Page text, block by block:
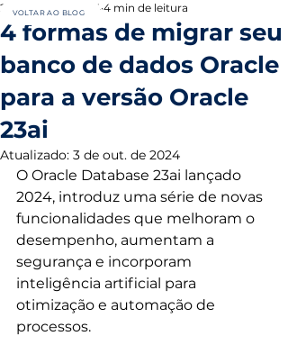
4 formas de migrar seu
banco de dados Oracle
para a versão Oracle
23ai
22 de mai. de 2024 4 min de leitura
Atualizado: 3 de out. de 2024
O Oracle Database 23ai lançado
2024, introduz uma série de novas
funcionalidades que melhoram o
desempenho, aumentam a
segurança e incorporam
inteligência artificial para
otimização e automação de
processos.
VOLTAR AO BLOG